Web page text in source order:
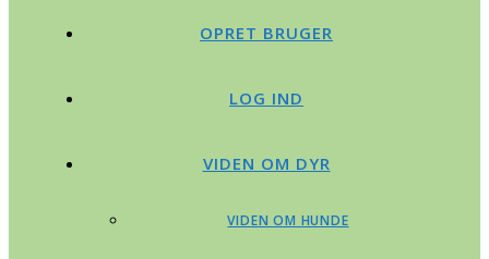
OPRET BRUGER
LOG IND
VIDEN OM DYR
VIDEN OM HUNDE